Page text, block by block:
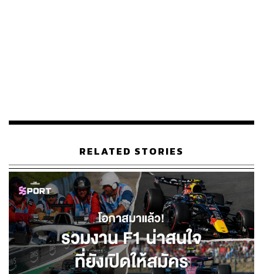
เท่าที่จะเป็นไปได้ และต้องมีความเหมาะสมกับต้นทุนที่ทีมจะ
ผลลัพธ์ที่เห็นได้ชัดในปีนี้คือ รถแข่งถูกสร้างเสร็จตรงเวลา, มี
ชิ้นส่วนอะไหล่สำรองมากมาย และทีมสามารถพัฒนาชุดอัป
เกรดได้หลายครั้งตลอดทั้งปี ซึ่งเป็นสิ่งที่แตกต่างจาก
ประวัติศาสตร์ของ วิลเลียมส์ ในช่วงหลังอย่างสิ้นเชิง
วาวล์ส ยังสั่งให้มีการ เลิกใช้ Excel Spreadsheet ในการ
RELATED STORIES